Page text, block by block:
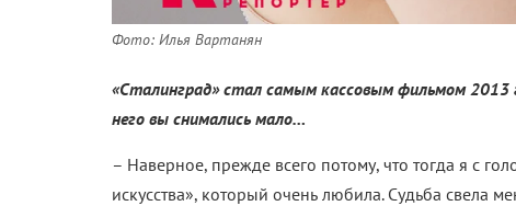
Фото: Илья Вартанян
«Сталинград» стал самым кассовым фильмом 2013
него вы снимались мало…
– Наверное, прежде всего потому, что тогда я с
искусства», который очень любила. Судьба